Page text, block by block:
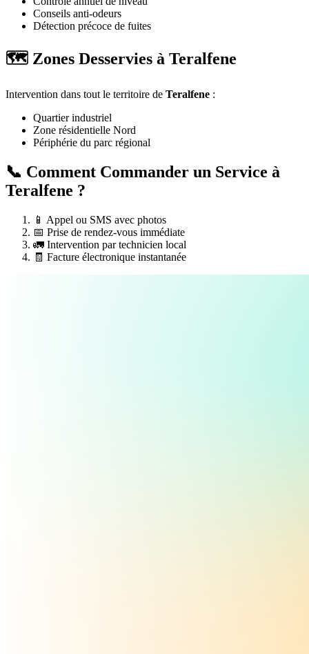
Conseils anti-odeurs
Détection précoce de fuites
🗺️ Zones Desservies à Teralfene
Intervention dans tout le territoire de Teralfene :
Quartier industriel
Zone résidentielle Nord
Périphérie du parc régional
📞 Comment Commander un Service à
Teralfene ?
📱 Appel ou SMS avec photos
📅 Prise de rendez-vous immédiate
🚛 Intervention par technicien local
🧾 Facture électronique instantanée